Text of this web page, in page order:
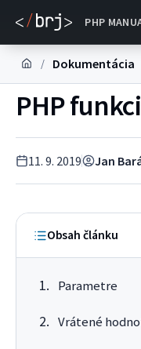
PHP
DOKUMENTACE
/ Dokumentácia
PHP
11. 9. 2019 Jan
Obsah článku
Parametre
Vrátené